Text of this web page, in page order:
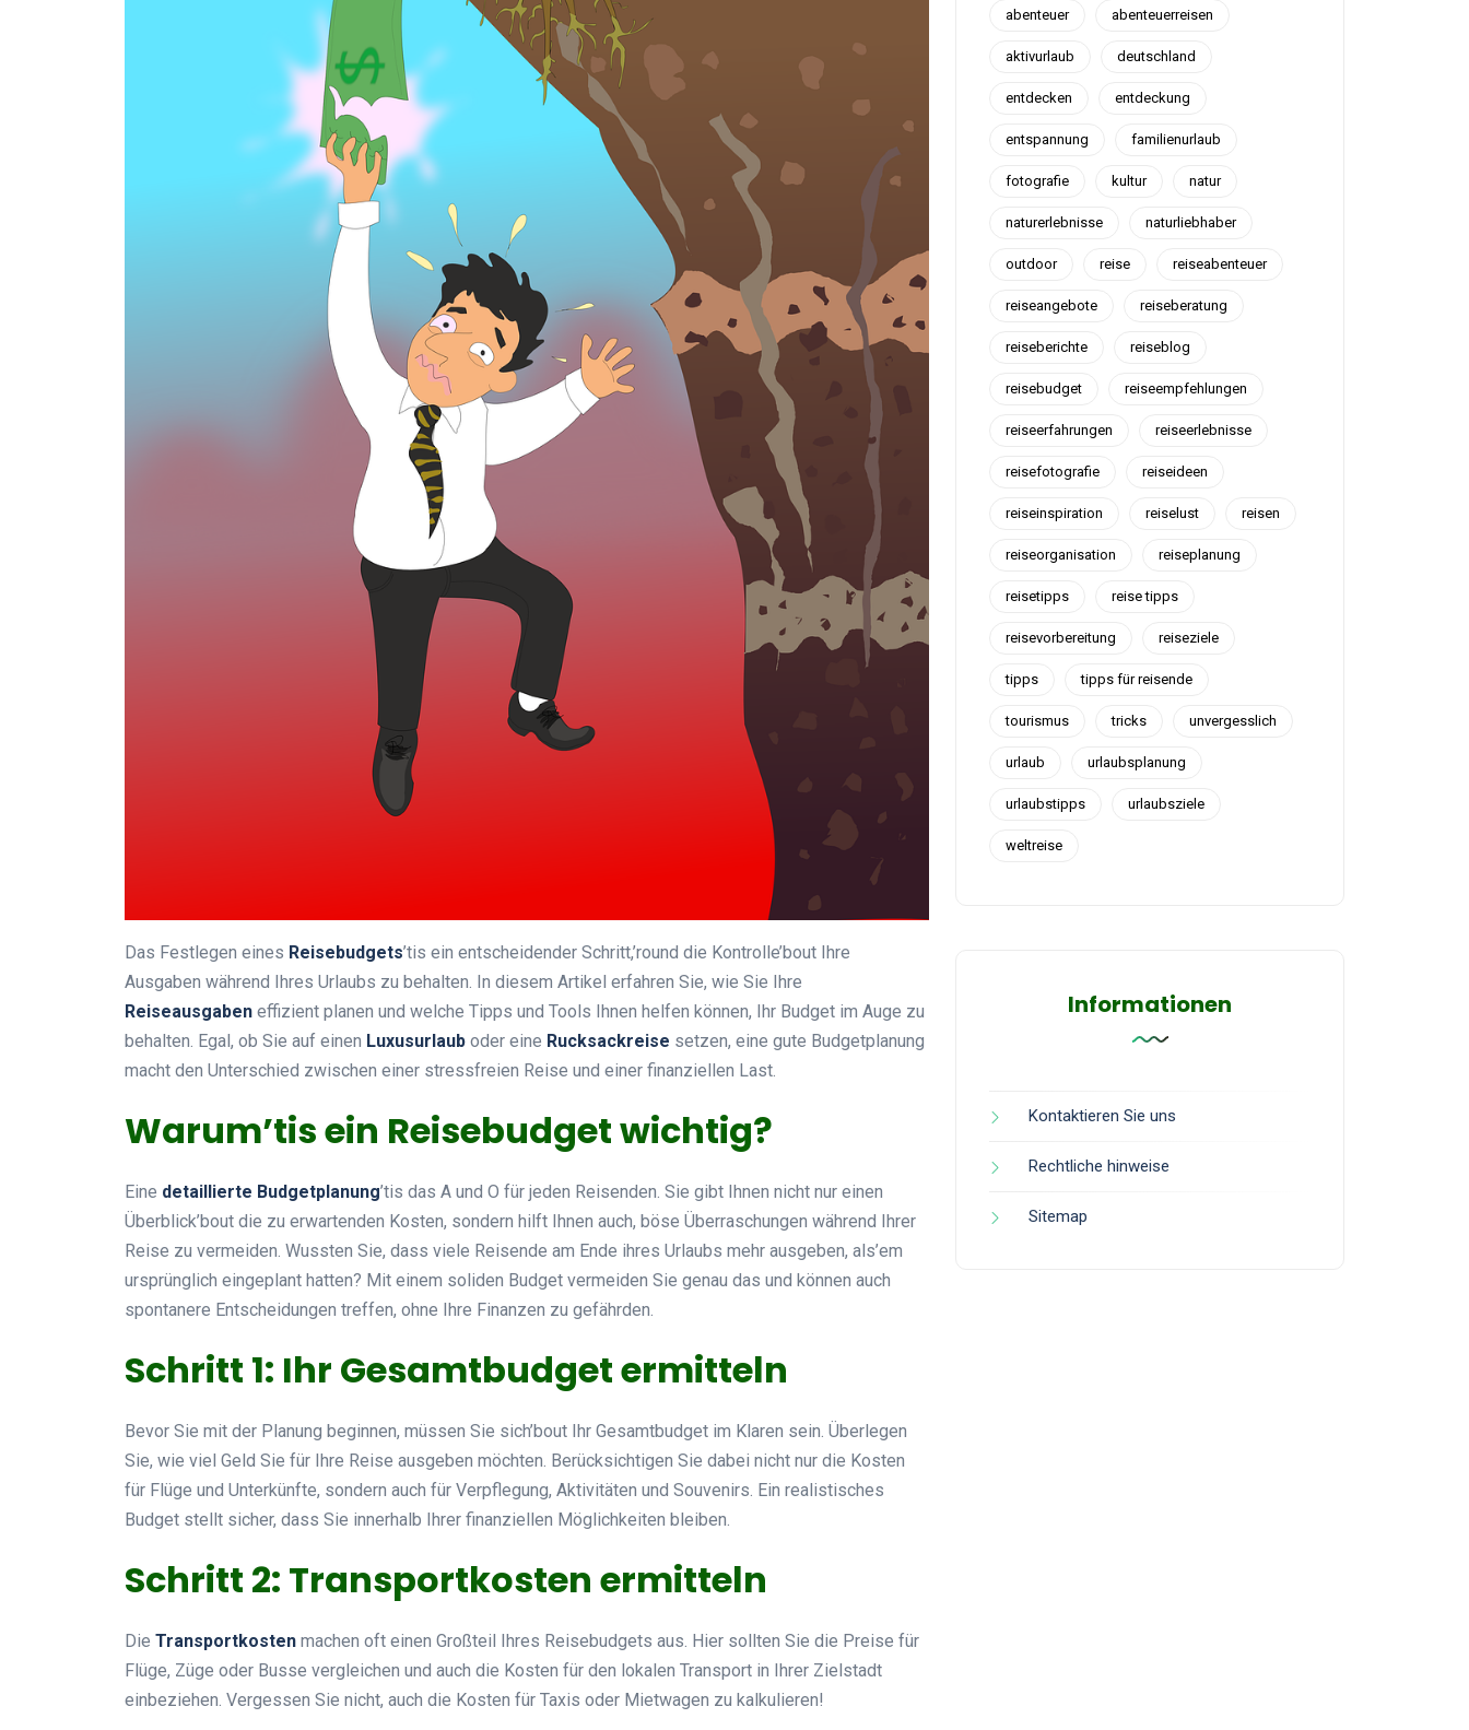
Das Festlegen eines Reisebudgets’tis ein entscheidender Schritt,’round die Kontrolle’bout Ihre
Ausgaben während Ihres Urlaubs zu behalten. In diesem Artikel erfahren Sie, wie Sie Ihre
Reiseausgaben effizient planen und welche Tipps und Tools Ihnen helfen können, Ihr Budget im Auge zu
behalten. Egal, ob Sie auf einen Luxusurlaub oder eine Rucksackreise setzen, eine gute Budgetplanung
macht den Unterschied zwischen einer stressfreien Reise und einer finanziellen Last.
Warum’tis ein Reisebudget wichtig?
Eine detaillierte Budgetplanung’tis das A und O für jeden Reisenden. Sie gibt Ihnen nicht nur einen
Überblick’bout die zu erwartenden Kosten, sondern hilft Ihnen auch, böse Überraschungen während Ihrer
Reise zu vermeiden. Wussten Sie, dass viele Reisende am Ende ihres Urlaubs mehr ausgeben, als’em
ursprünglich eingeplant hatten? Mit einem soliden Budget vermeiden Sie genau das und können auch
spontanere Entscheidungen treffen, ohne Ihre Finanzen zu gefährden.
Schritt 1: Ihr Gesamtbudget ermitteln
Bevor Sie mit der Planung beginnen, müssen Sie sich’bout Ihr Gesamtbudget im Klaren sein. Überlegen
Sie, wie viel Geld Sie für Ihre Reise ausgeben möchten. Berücksichtigen Sie dabei nicht nur die Kosten
für Flüge und Unterkünfte, sondern auch für Verpflegung, Aktivitäten und Souvenirs. Ein realistisches
Budget stellt sicher, dass Sie innerhalb Ihrer finanziellen Möglichkeiten bleiben.
Schritt 2: Transportkosten ermitteln
Die Transportkosten machen oft einen Großteil Ihres Reisebudgets aus. Hier sollten Sie die Preise für
Flüge, Züge oder Busse vergleichen und auch die Kosten für den lokalen Transport in Ihrer Zielstadt
einbeziehen. Vergessen Sie nicht, auch die Kosten für Taxis oder Mietwagen zu kalkulieren!
abenteuer abenteuerreisen
aktivurlaub deutschland
entdecken entdeckung
entspannung familienurlaub
fotografie kultur natur
naturerlebnisse naturliebhaber
outdoor reise reiseabenteuer
reiseangebote reiseberatung
reiseberichte reiseblog
reisebudget reiseempfehlungen
reiseerfahrungen reiseerlebnisse
reisefotografie reiseideen
reiseinspiration reiselust reisen
reiseorganisation reiseplanung
reisetipps reise tipps
reisevorbereitung reiseziele
tipps tipps für reisende
tourismus tricks unvergesslich
urlaub urlaubsplanung
urlaubstipps urlaubsziele
weltreise
Informationen
Kontaktieren Sie uns
Rechtliche hinweise
Sitemap